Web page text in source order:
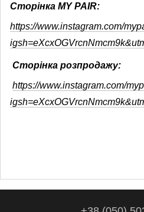
Сторінка MY PAIR:
https://www.instagram.com/
Сторінка розпродажу:
https://www.instagram.com/